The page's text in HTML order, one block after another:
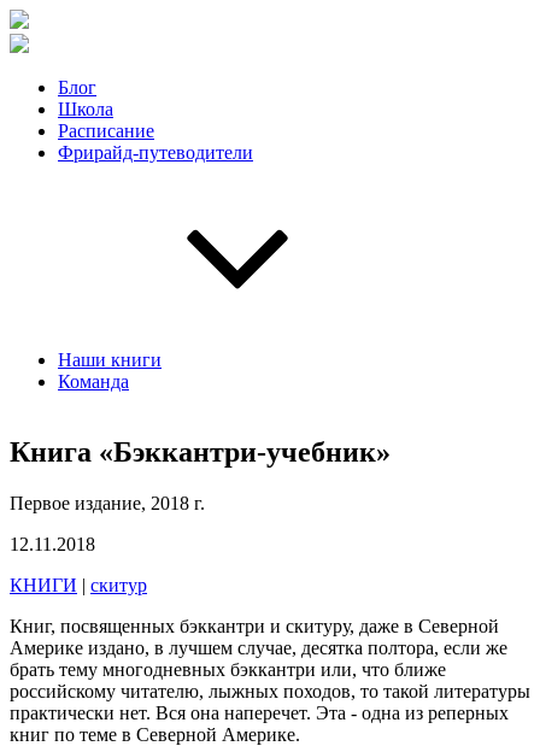
Блог
Школа
Расписание
Фрирайд-путеводители
Наши книги
Команда
Книга «Бэккантри-учебник»
Первое издание, 2018 г.
12.11.2018
КНИГИ | скитур
Книг, посвященных бэккантри и скитуру, даже в Северной
Америке издано, в лучшем случае, десятка полтора, если же
брать тему многодневных бэккантри или, что ближе
российскому читателю, лыжных походов, то такой литературы
практически нет. Вся она наперечет. Эта - одна из реперных
книг по теме в Северной Америке.